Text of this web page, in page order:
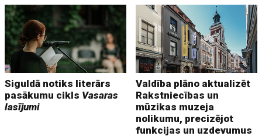
Siguldā notiks literārs
pasākumu cikls Vasaras
lasījumi
Valdība plāno aktualizēt
Rakstniecības un
mūzikas muzeja
nolikumu, precizējot
funkcijas un uzdevumus